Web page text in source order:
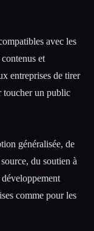
avec les
et
entreprises de tirer
toucher un public
généralisée, de
du soutien à
comme pour les